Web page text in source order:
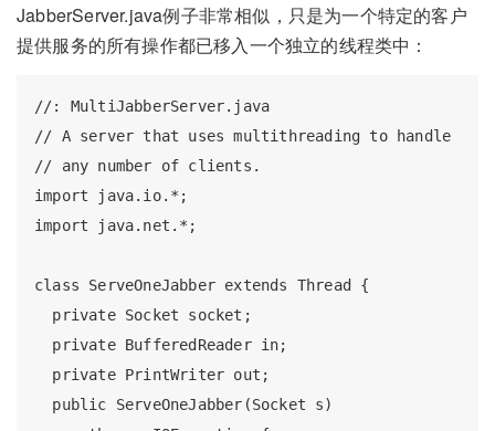
JabberServer.java例子非常相似，只是为一个特定的客户
提供服务的所有操作都已移入一个独立的线程类中：
//: MultiJabberServer.java
// A server that uses multithreading to handle
// any number of clients.
import java.io.*;
import java.net.*;
class ServeOneJabber extends Thread {
  private Socket socket;
  private BufferedReader in;
  private PrintWriter out;
  public ServeOneJabber(Socket s)